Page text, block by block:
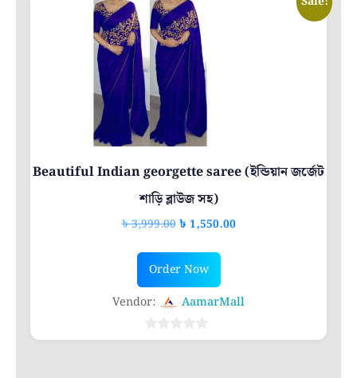
of
5
Beautiful Indian georgette saree (ইন্ডিয়ান জর্জেট
শাড়ি ব্লাউজ সহ)
৳3,999.00 Original
was:
৳ 3,999.00.
৳ 1,550.00Current
Order Now
Vendor: AamarMall
0